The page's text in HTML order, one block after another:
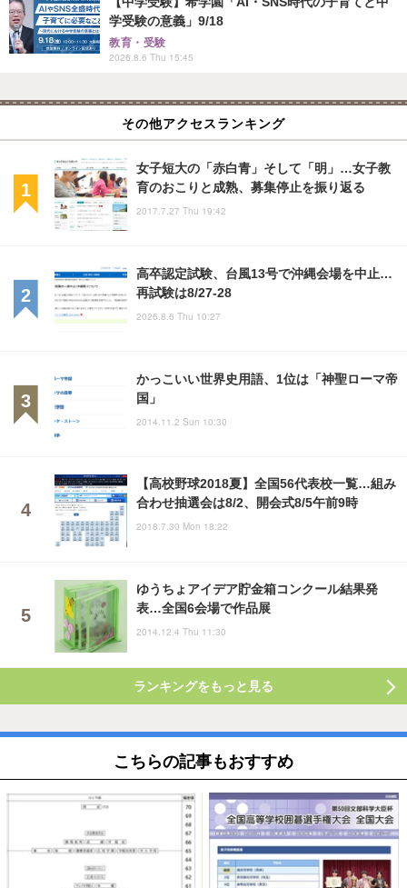
学受験の意義」9/18
教育・受験
2026.8.6 Thu 15:45
その他アクセスランキング
女子短大の「赤白青」そして「明」…女子教
育のおこりと成熟、募集停止を振り返る
2017.7.27 Thu 19:42
高卒認定試験、台風13号で沖縄会場を中止…
再試験は8/27-28
2026.8.6 Thu 10:27
かっこいい世界史用語、1位は「神聖ローマ帝
国」
2014.11.2 Sun 10:30
【高校野球2018夏】全国56代表校一覧…組み
合わせ抽選会は8/2、開会式8/5午前9時
2018.7.30 Mon 18:22
ゆうちょアイデア貯金箱コンクール結果発
表…全国6会場で作品展
2014.12.4 Thu 11:30
ランキングをもっと見る
こちらの記事もおすすめ